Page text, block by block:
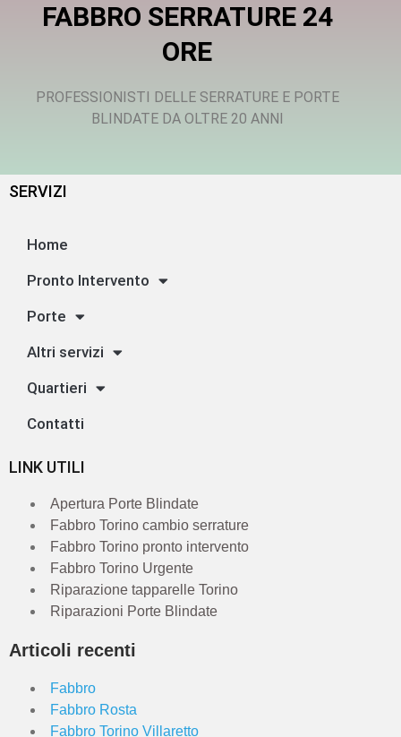
FABBRO SERRATURE 24
ORE
PROFESSIONISTI DELLE SERRATURE E PORTE
BLINDATE DA OLTRE 20 ANNI
SERVIZI
Home
Pronto Intervento
Porte
Altri servizi
Quartieri
Contatti
LINK UTILI
Apertura Porte Blindate
Fabbro Torino cambio serrature
Fabbro Torino pronto intervento
Fabbro Torino Urgente
Riparazione tapparelle Torino
Riparazioni Porte Blindate
Articoli recenti
Fabbro
Fabbro Rosta
Fabbro Torino Villaretto